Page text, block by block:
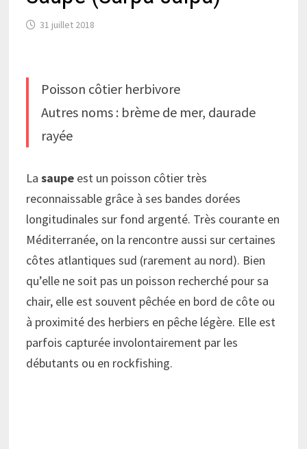
31 juillet 2018
Poisson côtier herbivore
Autres noms : brème de mer, daurade
rayée
La saupeest un poisson côtier très
reconnaissable grâce à ses bandes dorées
longitudinales sur fond argenté. Très courante en
Méditerranée, on la rencontre aussi sur certaines
côtes atlantiques sud (rarement au nord). Bien
qu’elle ne soit pas un poisson recherché pour sa
chair, elle est souvent pêchée en bord de côte ou
à proximité des herbiers en pêche légère. Elle est
parfois capturée involontairement par les
débutants ou en rockfishing.